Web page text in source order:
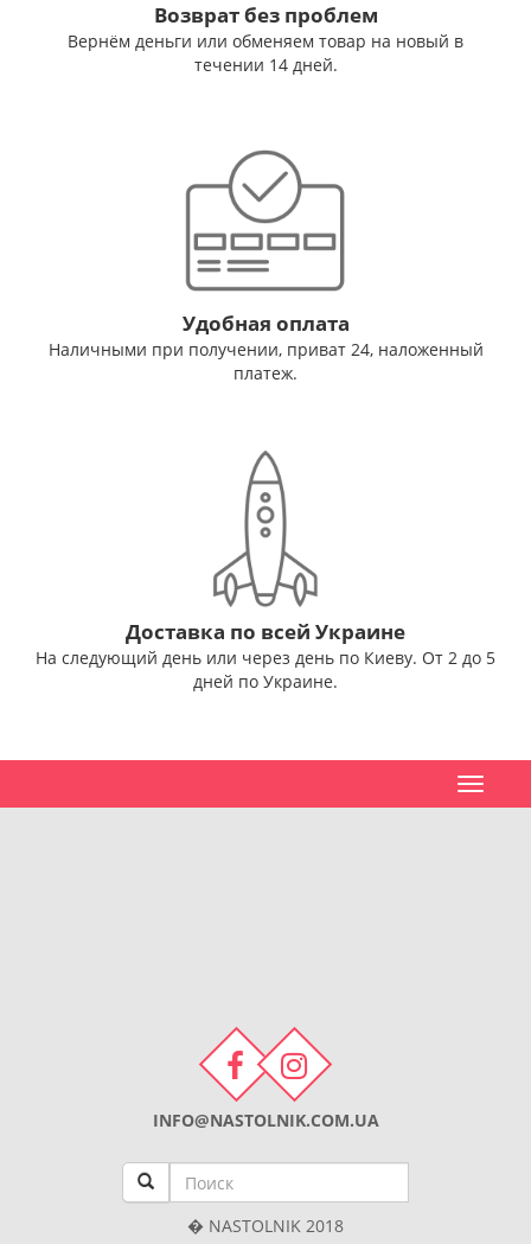
Возврат без проблем
Вернём деньги или обменяем товар на новый в
течении 14 дней.
Удобная оплата
Наличными при получении, приват 24, наложенный
платеж.
Доставка по всей Украине
На следующий день или через день по Киеву. От 2 до 5
дней по Украине.
Toggle
INFO@NASTOLNIK.COM.UA
� NASTOLNIK 2018